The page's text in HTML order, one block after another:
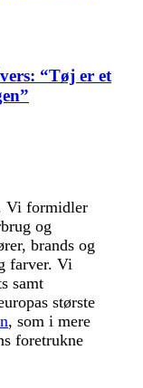
“Tøj er et
Vi formidler
og
brands og
farver. Vi
samt
største
, som i mere
foretrukne